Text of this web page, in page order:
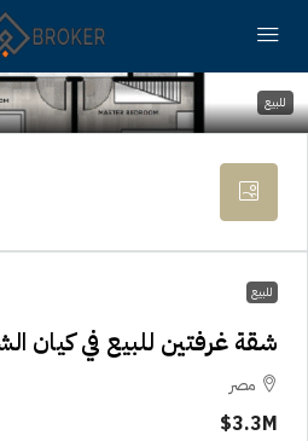
للبيع
للبيع
شقة غرفتين للبيع في كيان
مصر
3.3M$